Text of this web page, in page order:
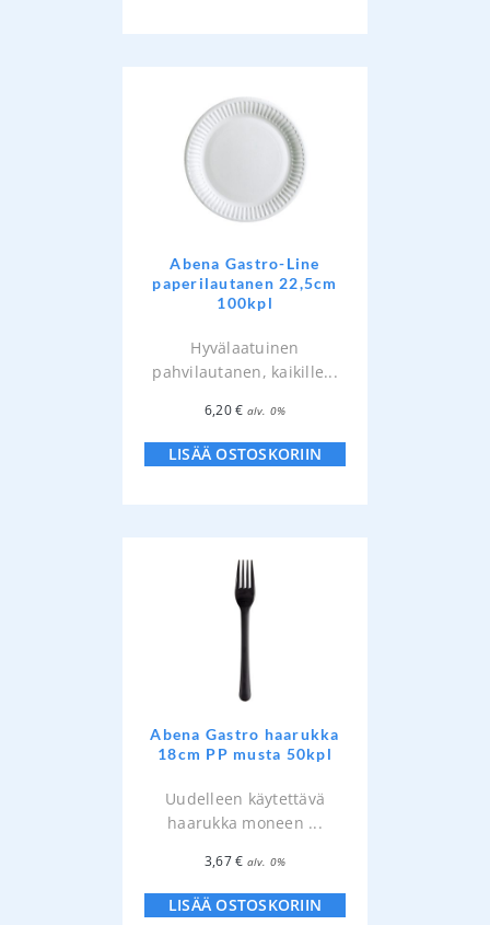
Abena Gastro-Line
paperilautanen 22,5cm
100kpl
Hyvälaatuinen
pahvilautanen, kaikille...
6,20€ alv. 0%
LISÄÄ OSTOSKORIIN
Abena Gastro haarukka
18cm PP musta 50kpl
Uudelleen käytettävä
haarukka moneen ...
3,67€ alv. 0%
LISÄÄ OSTOSKORIIN